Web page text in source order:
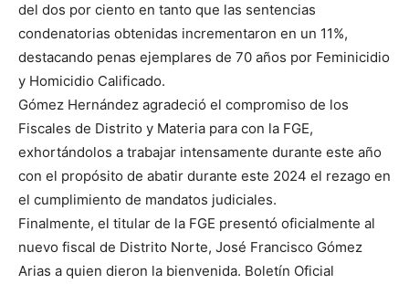
del dos por ciento en tanto que las sentencias
condenatorias obtenidas incrementaron en un 11%,
destacando penas ejemplares de 70 años por Feminicidio
y Homicidio Calificado.
Gómez Hernández agradeció el compromiso de los
Fiscales de Distrito y Materia para con la FGE,
exhortándolos a trabajar intensamente durante este año
con el propósito de abatir durante este 2024 el rezago en
el cumplimiento de mandatos judiciales.
Finalmente, el titular de la FGE presentó oficialmente al
nuevo fiscal de Distrito Norte, José Francisco Gómez
Arias a quien dieron la bienvenida. Boletín Oficial